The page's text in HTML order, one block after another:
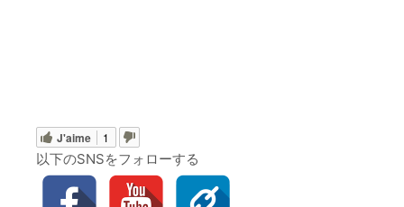
J'aime 1
以下のSNSをフォローする